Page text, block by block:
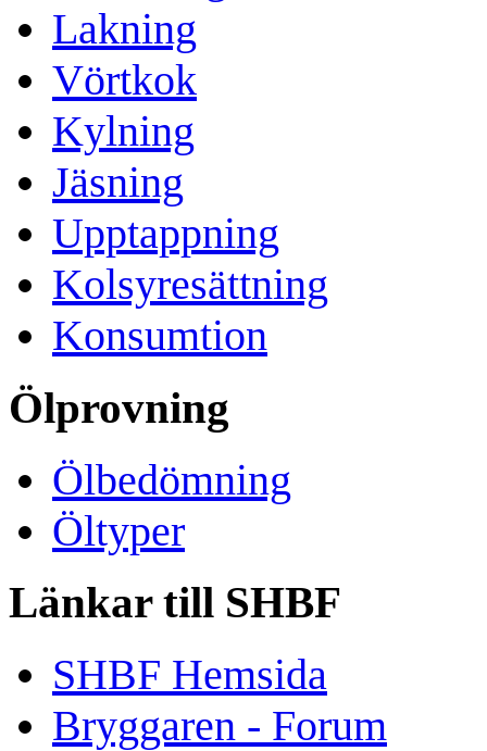
Lakning
Vörtkok
Kylning
Jäsning
Upptappning
Kolsyresättning
Konsumtion
Ölprovning
Ölbedömning
Öltyper
Länkar till SHBF
SHBF Hemsida
Bryggaren - Forum